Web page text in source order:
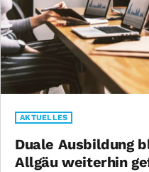
AKTUELLES
Duale Ausbildung
Allgäu weiterhin